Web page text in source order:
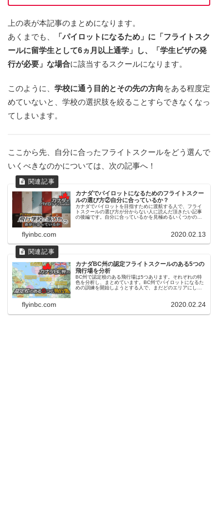
上の表が本記事のまとめになります。
あくまでも、
「パイロットになるため」に「フライトスク
ールに留学生として6ヵ月以上通学」し、「学生ビザの発
行が必要」な場合に該当するスクールになります。
このように、 学校に通う目的とその先の方向 をある程度定
めていないと、学校の選択肢を絞ることすらできなくなっ
てしまいます。
ここから先、自分に合ったフライトスクールをどう選んで
いくべきなのかについては、次の記事へ！
カナダでパイロットになるためのフライトスクー
ルの選び方②自分に合っているか？
カナダでパイロットを目指すために渡航する人で、フライ
トスクールの選び方が分からない人に読んだ頂きたい記事
の後編です。自分に合っているかを見極めるいくつかの要
flyinbc.com 2020.02.13
カナダBC州の認定フライトスクールのある5つの
飛行場を分析
BC州で認定校のある飛行場は5つあります。それぞれの特
色を分析し、まとめています。BC州でパイロットになるた
めの訓練を開始しようとする人で、まだどのエリアにしよ
flyinbc.com 2020.02.24